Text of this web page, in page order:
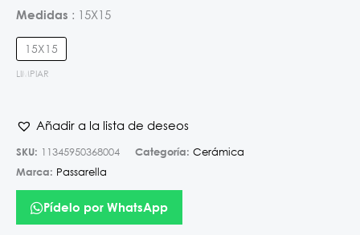
Medidas 15X15
15X15
LIMPIAR
Añadir a la lista de deseos
SKU: 11345950368004 Categoría: Cerámica
Marca: Passarella
Pídelo por WhatsApp